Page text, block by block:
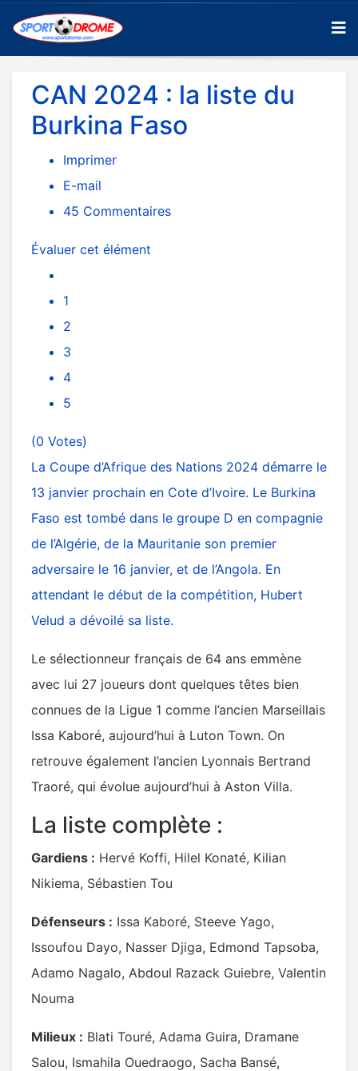
CAN 2024 : la liste du
Burkina Faso
Imprimer
E-mail
45 Commentaires
Évaluer cet élément
1
2
3
4
5
(0 Votes)
La Coupe d’Afrique des Nations 2024 démarre le
13 janvier prochain en Cote d’Ivoire. Le Burkina
Faso est tombé dans le groupe D en compagnie
de l’Algérie, de la Mauritanie son premier
adversaire le 16 janvier, et de l’Angola. En
attendant le début de la compétition, Hubert
Velud a dévoilé sa liste.
Le sélectionneur français de 64 ans emmène
avec lui 27 joueurs dont quelques têtes bien
connues de la Ligue 1 comme l’ancien Marseillais
Issa Kaboré, aujourd’hui à Luton Town. On
retrouve également l’ancien Lyonnais Bertrand
Traoré, qui évolue aujourd’hui à Aston Villa.
La liste complète :
Gardiens : Hervé Koffi, Hilel Konaté, Kilian
Nikiema, Sébastien Tou
Défenseurs : Issa Kaboré, Steeve Yago,
Issoufou Dayo, Nasser Djiga, Edmond Tapsoba,
Adamo Nagalo, Abdoul Razack Guiebre, Valentin
Nouma
Milieux : Blati Touré, Adama Guira, Dramane
Salou, Ismahila Ouedraogo, Sacha Bansé,